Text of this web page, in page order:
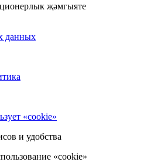
җәмгыяте
данных
«cookie»
и удобства
«cookie»